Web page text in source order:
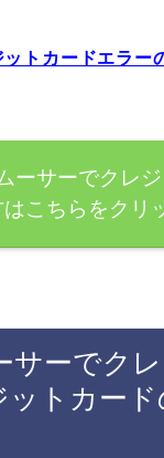
トカードエラー
ーサーでクレ
はこちらをクリ
サーでク
トカー